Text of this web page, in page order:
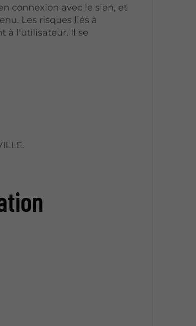
connexion avec le sien, et
Les risques liés à
à l'utilisateur. Il se